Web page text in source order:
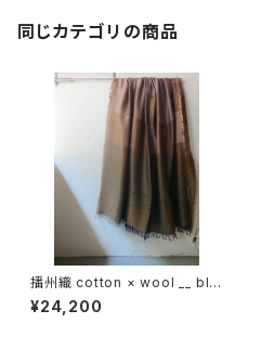
同じカテゴリの商品
播州織 cotton × wool __ blo
ck 220-120 枯芙蓉GK
¥24,200